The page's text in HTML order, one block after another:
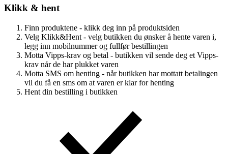
Klikk & hent
Finn produktene - klikk deg inn på produktsiden
Velg Klikk&Hent - velg butikken du ønsker å hente varen i,
legg inn mobilnummer og fullfør bestillingen
Motta Vipps-krav og betal - butikken vil sende deg et Vipps-
krav når de har plukket varen
Motta SMS om henting - når butikken har mottatt betalingen
vil du få en sms om at varen er klar for henting
Hent din bestilling i butikken